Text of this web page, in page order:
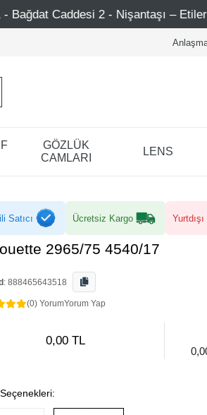
2 - Nişantaşı – Etiler – Ataşehir
GÖZLÜK
CAMLARI
LENS
Satıcı Ücretsiz Kargo
2965/75 4540/17
: 888465643518
(0) YorumYorum Yap
0,00 TL